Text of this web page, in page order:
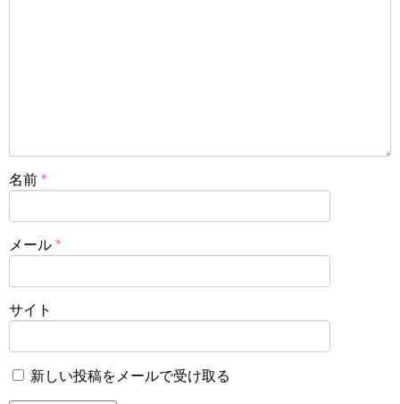
名前 *
メール *
サイト
新しい投稿をメールで受け取る